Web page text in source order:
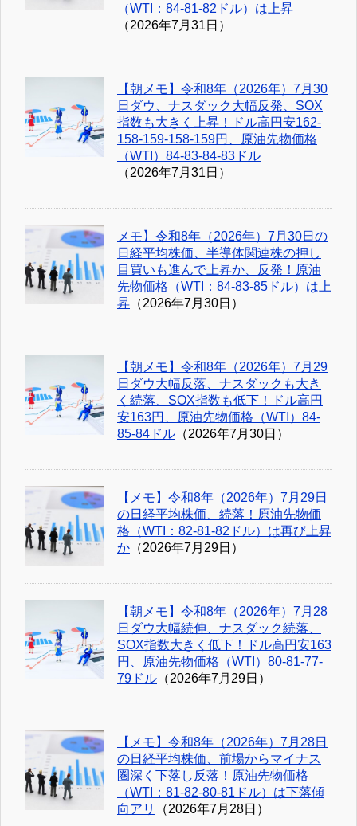
（WTI：84-81-82ドル）は上昇
（2026年7月31日）
【朝メモ】令和8年（2026年）7月30
日ダウ、ナスダック大幅反発、SOX
指数も大きく上昇！ドル高円安162-
158-159-158-159円、原油先物価格
（WTI）84-83-84-83ドル
（2026年7月31日）
メモ】令和8年（2026年）7月30日の
日経平均株価、半導体関連株の押し
目買いも進んで上昇か、反発！原油
先物価格（WTI：84-83-85ドル）は上
昇 （2026年7月30日）
【朝メモ】令和8年（2026年）7月29
日ダウ大幅反落、ナスダックも大き
く続落、SOX指数も低下！ドル高円
安163円、原油先物価格（WTI）84-
85-84ドル （2026年7月30日）
【メモ】令和8年（2026年）7月29日
の日経平均株価、続落！原油先物価
格（WTI：82-81-82ドル）は再び上昇
か （2026年7月29日）
【朝メモ】令和8年（2026年）7月28
日ダウ大幅続伸、ナスダック続落、
SOX指数大きく低下！ドル高円安163
円、原油先物価格（WTI）80-81-77-
79ドル （2026年7月29日）
【メモ】令和8年（2026年）7月28日
の日経平均株価、前場からマイナス
圏深く下落し反落！原油先物価格
（WTI：81-82-80-81ドル）は下落傾
向アリ
（2026年7月28日）